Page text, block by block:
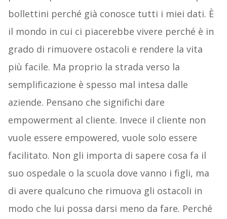
bollettini perché già conosce tutti i miei dati. È
il mondo in cui ci piacerebbe vivere perché è in
grado di rimuovere ostacoli e rendere la vita
più facile. Ma proprio la strada verso la
semplificazione è spesso mal intesa dalle
aziende. Pensano che significhi dare
empowerment al cliente. Invece il cliente non
vuole essere empowered, vuole solo essere
facilitato. Non gli importa di sapere cosa fa il
suo ospedale o la scuola dove vanno i figli, ma
di avere qualcuno che rimuova gli ostacoli in
modo che lui possa darsi meno da fare. Perché